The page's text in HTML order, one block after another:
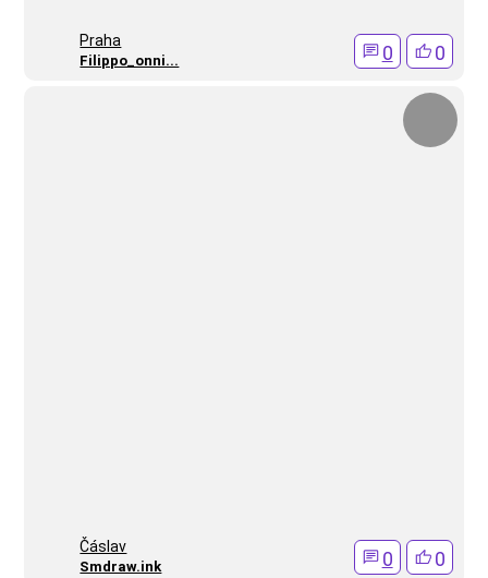
Praha
Filippo_onni... 0 0
Čáslav
Smdraw.ink 0 0